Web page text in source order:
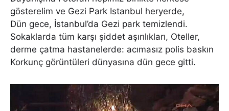
gösterelim ve Gezi Park Istanbul heryerde,
Dün gece, İstanbul’da Gezi park temizlendi.
Sokaklarda tüm karşı şiddet aşırılıkları, Oteller,
derme çatma hastanelerde: acımasız polis baskın
Korkunç görüntüleri dünyasına dün gece gitti.